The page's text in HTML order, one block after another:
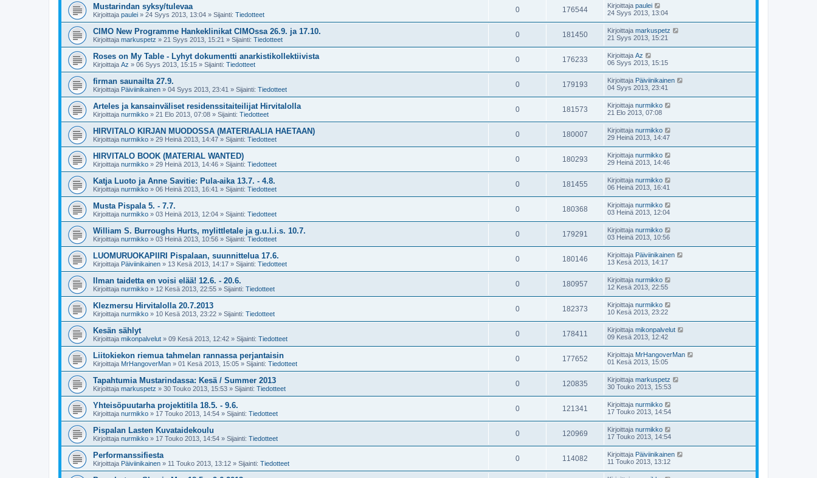
Mustarindan syksy/tulevaa
Kirjoittaja paulei » 24 Syys 2013, 13:04 » Sijainti: Tiedotteet
0 176544 Kirjoittaja paulei
24 Syys 2013, 13:04
CIMO New Programme Hankeklinikat CIMOssa 26.9. ja 17.10.
Kirjoittaja markuspetz » 21 Syys 2013, 15:21 » Sijainti: Tiedotteet
0 181450 Kirjoittaja markuspetz
21 Syys 2013, 15:21
Roses on My Table - Lyhyt dokumentti anarkistikollektiivista
Kirjoittaja Az » 06 Syys 2013, 15:15 » Sijainti: Tiedotteet
0 176233 Kirjoittaja Az
06 Syys 2013, 15:15
firman saunailta 27.9.
Kirjoittaja Päiviinikainen » 04 Syys 2013, 23:41 » Sijainti: Tiedotteet
0 179193 Kirjoittaja Päiviinikainen
04 Syys 2013, 23:41
Arteles ja kansainväliset residenssitaiteilijat Hirvitalolla
Kirjoittaja nurmikko » 21 Elo 2013, 07:08 » Sijainti: Tiedotteet
0 181573 Kirjoittaja nurmikko
21 Elo 2013, 07:08
HIRVITALO KIRJAN MUODOSSA (MATERIAALIA HAETAAN)
Kirjoittaja nurmikko » 29 Heinä 2013, 14:47 » Sijainti: Tiedotteet
0 180007 Kirjoittaja nurmikko
29 Heinä 2013, 14:47
HIRVITALO BOOK (MATERIAL WANTED)
Kirjoittaja nurmikko » 29 Heinä 2013, 14:46 » Sijainti: Tiedotteet
0 180293 Kirjoittaja nurmikko
29 Heinä 2013, 14:46
Katja Luoto ja Anne Savitie: Pula-aika 13.7. - 4.8.
Kirjoittaja nurmikko » 06 Heinä 2013, 16:41 » Sijainti: Tiedotteet
0 181455 Kirjoittaja nurmikko
06 Heinä 2013, 16:41
Musta Pispala 5. - 7.7.
Kirjoittaja nurmikko » 03 Heinä 2013, 12:04 » Sijainti: Tiedotteet
0 180368 Kirjoittaja nurmikko
03 Heinä 2013, 12:04
William S. Burroughs Hurts, mylittletale ja g.u.l.i.s. 10.7.
Kirjoittaja nurmikko » 03 Heinä 2013, 10:56 » Sijainti: Tiedotteet
0 179291 Kirjoittaja nurmikko
03 Heinä 2013, 10:56
LUOMURUOKAPIIRI Pispalaan, suunnittelua 17.6.
Kirjoittaja Päiviinikainen » 13 Kesä 2013, 14:17 » Sijainti: Tiedotteet
0 180146 Kirjoittaja Päiviinikainen
13 Kesä 2013, 14:17
Ilman taidetta en voisi elää! 12.6. - 20.6.
Kirjoittaja nurmikko » 12 Kesä 2013, 22:55 » Sijainti: Tiedotteet
0 180957 Kirjoittaja nurmikko
12 Kesä 2013, 22:55
Klezmersu Hirvitalolla 20.7.2013
Kirjoittaja nurmikko » 10 Kesä 2013, 23:22 » Sijainti: Tiedotteet
0 182373 Kirjoittaja nurmikko
10 Kesä 2013, 23:22
Kesän sählyt
Kirjoittaja mikonpalvelut » 09 Kesä 2013, 12:42 » Sijainti: Tiedotteet
0 178411 Kirjoittaja mikonpalvelut
09 Kesä 2013, 12:42
Liitokiekon riemua tahmelan rannassa perjantaisin
Kirjoittaja MrHangoverMan » 01 Kesä 2013, 15:05 » Sijainti: Tiedotteet
0 177652 Kirjoittaja MrHangoverMan
01 Kesä 2013, 15:05
Tapahtumia Mustarindassa: Kesä / Summer 2013
Kirjoittaja markuspetz » 30 Touko 2013, 15:53 » Sijainti: Tiedotteet
0 120835 Kirjoittaja markuspetz
30 Touko 2013, 15:53
Yhteisöpuutarha projektitila 18.5. - 9.6.
Kirjoittaja nurmikko » 17 Touko 2013, 14:54 » Sijainti: Tiedotteet
0 121341 Kirjoittaja nurmikko
17 Touko 2013, 14:54
Pispalan Lasten Kuvataidekoulu
Kirjoittaja nurmikko » 17 Touko 2013, 14:54 » Sijainti: Tiedotteet
0 120969 Kirjoittaja nurmikko
17 Touko 2013, 14:54
Performanssifiesta
Kirjoittaja Päiviinikainen » 11 Touko 2013, 13:12 » Sijainti: Tiedotteet
0 114082 Kirjoittaja Päiviinikainen
11 Touko 2013, 13:12